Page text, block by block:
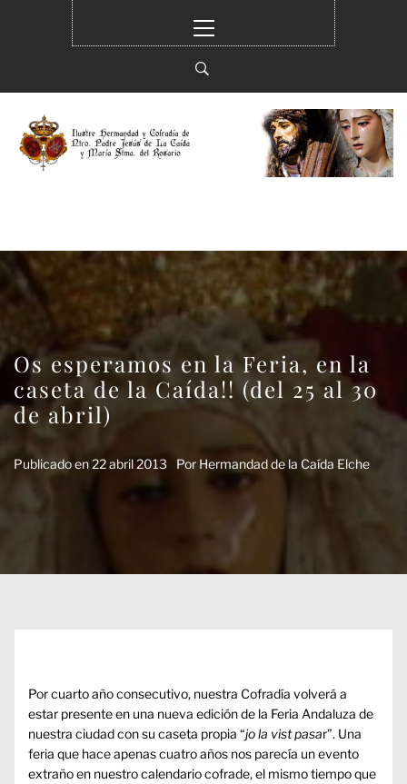
principal
CAÍDA
NTRO. PADE JESUS DE LA CAIDA Y MARÍA
STMA. DEL ROSARIO EN SUS MISTERIOS
DOLOROSO (ELCHE)
Os esperamos en la Feria, en la
caseta de la Caída!! (del 25 al 30
de abril)
Publicado en22 abril 2013 Por Hermandad de la Caída Elche
Por cuarto año consecutivo, nuestra Cofradía volverá a
estar presente en una nueva edición de la Feria Andaluza de
nuestra ciudad con su caseta propia “jo la vist pasar”. Una
feria que hace apenas cuatro años nos parecía un evento
extraño en nuestro calendario cofrade, el mismo tiempo que